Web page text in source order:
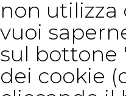
non
vuoi
sul bottone
dei cookie